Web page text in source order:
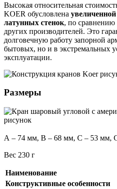
Высокая относительная
KOER обусловлена
латунных стенок, по
других производителей. Это
долговечную работу запорной
бытовых, но и в экстремальных
эксплуатации.
Размеры
А – 74 мм, В – 68 мм, C – 53 мм,
Вес 230 г
Наименование
Конструктивные особенности